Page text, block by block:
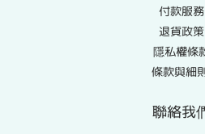
付款服務
退貨政策
隱私權條
條款與細
聯絡我